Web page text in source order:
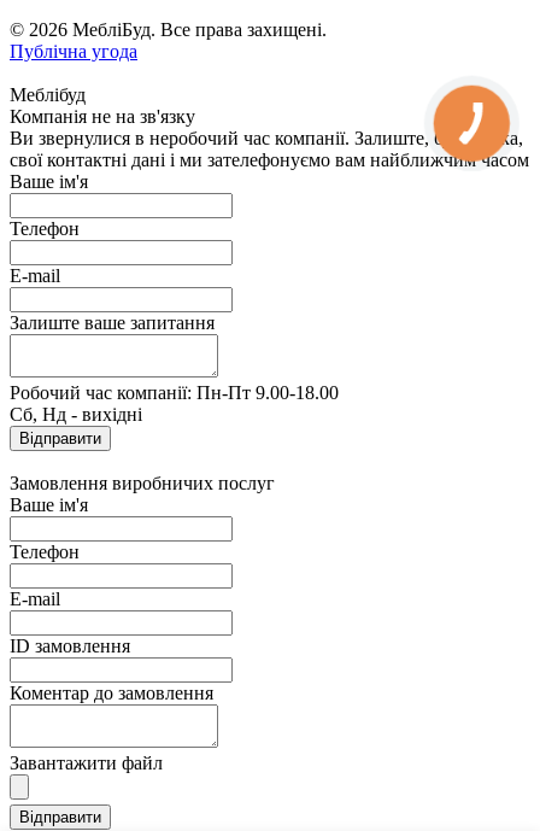
© 2026 МебліБуд. Все права захищені.
Публічна угода
Меблібуд
Компанія не на зв'язку
Ви звернулися в неробочий час компанії. Залиште, будь ласка,
свої контактні дані і ми зателефонуємо вам найближчим часом
Ваше ім'я
Телефон
E-mail
Залиште ваше запитання
Робочий час компанії: Пн-Пт 9.00-18.00
Сб, Нд - вихідні
Замовлення виробничих послуг
Ваше ім'я
Телефон
E-mail
ID замовлення
Коментар до замовлення
Завантажити файл